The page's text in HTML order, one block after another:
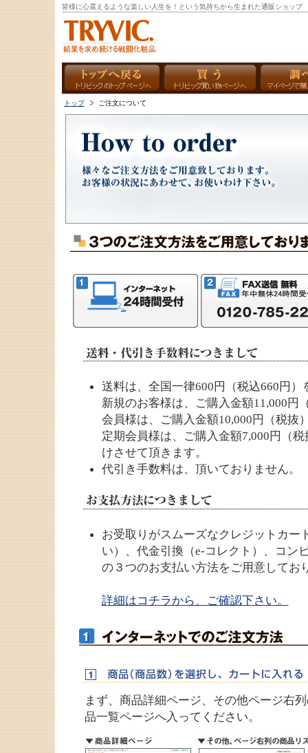
皆様に心震えるような楽しい人生を！という気持ちから生まれた通販ショップ
トップ ご注文について
送料は、全国一律600円（税込660円）
新規のお客様は、ご購入金額11,000円
会員様は、ご購入金額10,000円（税抜
定期会員様は、ご購入金額7,000円（
けさせて頂きます。
代引き手数料は、頂いておりません。
お受取りがスムーズなクレジットカー
い）、代金引換（e-コレクト）、コン
の３つのお支払い方法をご用意してお
詳細はコチラから、ご確認下さい。
まず、 商品詳細ページ、その他ページ右
品一覧ページへ入ってください。